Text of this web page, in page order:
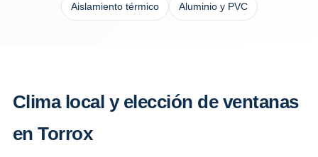
Aislamiento térmico Aluminio y PVC
Clima local y elección de ventanas
en Torrox